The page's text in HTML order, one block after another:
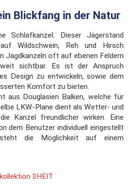
Blickfang in der Natur
Schlafkanzel. Dieser Jägerstand
Wildschwein, Reh und Hirsch
Jagdkanzeln oft auf ebenen Feldern
sichtbar. Es ist der Anspruch
Design zu entwickeln, sowie dem
Komfort zu bieten.
aus Douglasien Balken, welche für
LKW-Plane dient als Wetter- und
Kanzel freundlicher wirken. Eine
dem Benutzer individuell eingestellt
die Möglichkeit auf einem
3HEIT